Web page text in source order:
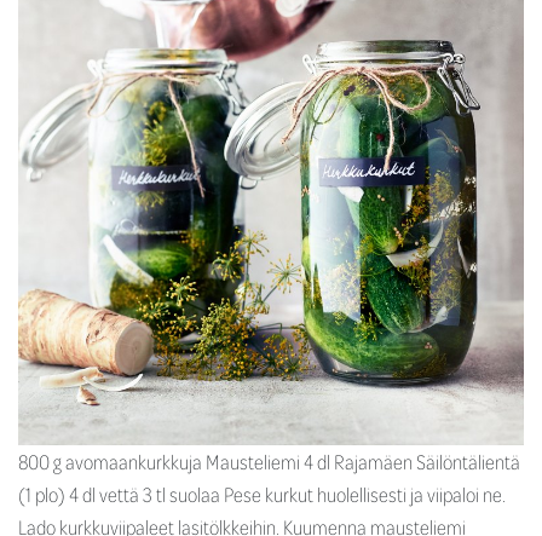
800 g avomaankurkkuja Mausteliemi 4 dl Rajamäen Säilöntälientä
(1 plo) 4 dl vettä 3 tl suolaa Pese kurkut huolellisesti ja viipaloi ne.
Lado kurkkuviipaleet lasitölkkeihin. Kuumenna mausteliemi